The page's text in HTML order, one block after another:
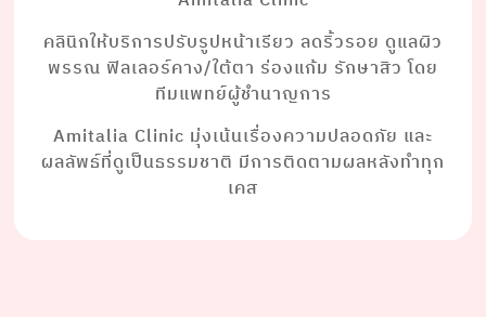
คลินิกให้บริการปรับรูปหน้าเรียว ลดริ้วรอย ดูแลผิว
พรรณ ฟิลเลอร์คาง/ใต้ตา ร่องแก้ม รักษาสิว โดย
ทีมแพทย์ผู้ชำนาญการ
Amitalia Clinic มุ่งเน้นเรื่องความปลอดภัย และ
ผลลัพธ์ที่ดูเป็นธรรมชาติ มีการติดตามผลหลังทำทุก
เคส